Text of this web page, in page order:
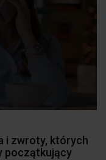
i zwroty, których
początkujący